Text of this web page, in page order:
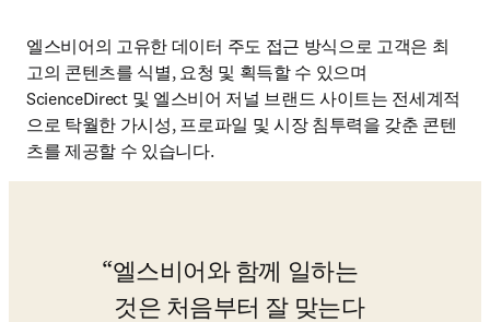
엘스비어의 고유한 데이터 주도 접근 방식으로 고객은 최
고의 콘텐츠를 식별, 요청 및 획득할 수 있으며
ScienceDirect 및 엘스비어 저널 브랜드 사이트는 전세계적
으로 탁월한 가시성, 프로파일 및 시장 침투력을 갖춘 콘텐
츠를 제공할 수 있습니다.
엘스비어와 함께 일하는
것은 처음부터 잘 맞는다